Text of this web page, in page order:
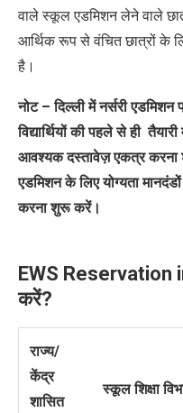
वाले स्कूल एडमिशन लेने वाले
आर्थिक रूप से वंचित छात्रों के
है।
नोट – दिल्ली में नर्सरी
विद्यार्थियों की पहले से ही
आवश्यक दस्तावेज़ एकत्र
एडमिशन के लिए योग्यता
करना शुरू करें।
EWS Reservation
करें?
राज्य/
केंद्र
शासित
स्कूल शिक्षा